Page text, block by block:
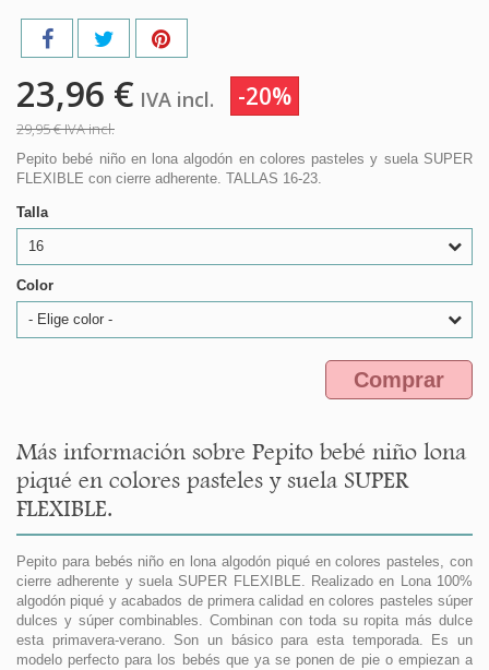
23,96 € IVA incl. -20%
29,95 €IVA incl.
Pepito bebé niño en lona algodón en colores pasteles y suela SUPER
FLEXIBLE con cierre adherente. TALLAS 16-23.
Talla
16
Color
- Elige color -
Comprar
Más información sobre Pepito bebé niño lona
piqué en colores pasteles y suela SUPER
FLEXIBLE.
Pepito para bebés niño en lona algodón piqué en colores pasteles, con
cierre adherente y suela SUPER FLEXIBLE. Realizado en Lona 100%
algodón piqué y acabados de primera calidad en colores pasteles súper
dulces y súper combinables. Combinan con toda su ropita más dulce
esta primavera-verano. Son un básico para esta temporada. Es un
modelo perfecto para los bebés que ya se ponen de pie o empiezan a